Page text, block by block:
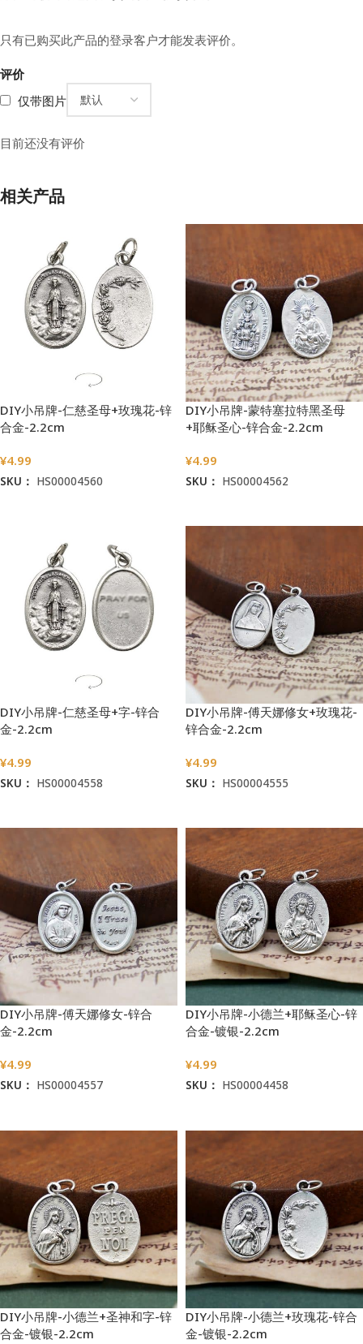
评价
仅带图片
目前还没有评价
只有已购买此产品的登录客户才能发表评价。
相关产品
DIY小吊牌-仁慈圣母+玫瑰花-锌
合金-2.2cm
¥4.99
SKU： HS00004560
DIY小吊牌-蒙特塞拉特黑圣母
+耶稣圣心-锌合金-2.2cm
¥4.99
SKU： HS00004562
DIY小吊牌-仁慈圣母+字-锌合
金-2.2cm
¥4.99
SKU： HS00004558
DIY小吊牌-傅天娜修女+玫瑰花-
锌合金-2.2cm
¥4.99
SKU： HS00004555
DIY小吊牌-傅天娜修女-锌合
金-2.2cm
¥4.99
SKU： HS00004557
DIY小吊牌-小德兰+耶稣圣心-锌
合金-镀银-2.2cm
¥4.99
SKU： HS00004458
DIY小吊牌-小德兰+圣神和字-锌
合金-镀银-2.2cm
DIY小吊牌-小德兰+玫瑰花-锌合
金-镀银-2.2cm